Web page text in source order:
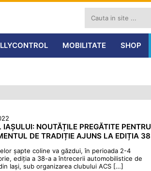
MOBILITATE SHOP
IAȘULUI: NOUTĂȚILE PREGĂTITE PENTRU
DE TRADIȚIE AJUNS LA EDIȚIA 38
șapte coline va găzdui, în perioada 2-4
ediția a 38-a a întrecerii automobilistice de
Iași, sub organizarea clubului ACS […]